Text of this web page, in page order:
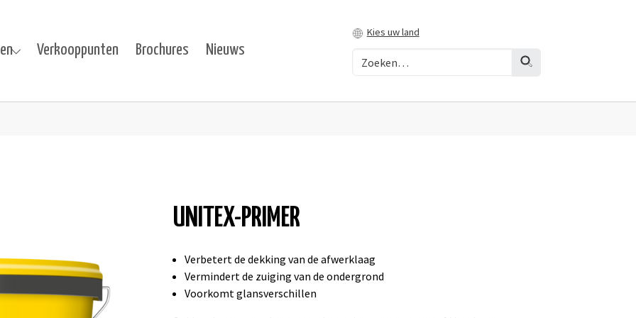
for "Projecten"
Verkooppunten Brochures Nieuws
Kies uw land
UNITEX-PRIMER
Verbetert de dekking van de afwerklaag
Vermindert de zuiging van de ondergrond
Voorkomt glansverschillen